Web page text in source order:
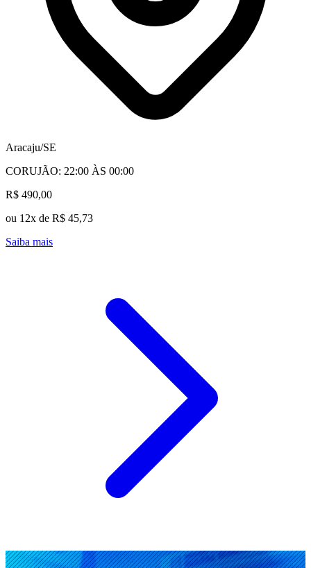
Aracaju/SE
CORUJÃO: 22:00 ÀS 00:00
R$ 490,00
ou 12x de R$ 45,73
Saiba mais